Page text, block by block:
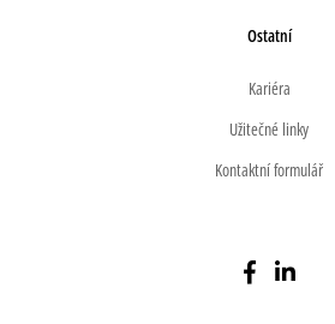
Ostatní
Kariéra
Užitečné linky
Kontaktní formulář